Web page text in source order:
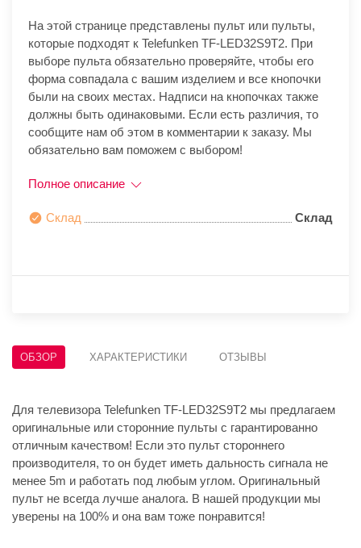
На этой странице представлены пульт или пульты,
которые подходят к Telefunken TF-LED32S9T2. При
выборе пульта обязательно проверяйте, чтобы его
форма совпадала с вашим изделием и все кнопочки
были на своих местах. Надписи на кнопочках также
должны быть одинаковыми. Если есть различия, то
сообщите нам об этом в комментарии к заказу. Мы
обязательно вам поможем с выбором!
Полное описание
Склад Склад
ОБЗОР ХАРАКТЕРИСТИКИ ОТЗЫВЫ
Для телевизора Telefunken TF-LED32S9T2 мы предлагаем
оригинальные или сторонние пульты с гарантированно
отличным качеством! Если это пульт стороннего
производителя, то он будет иметь дальность сигнала не
менее 5m и работать под любым углом. Оригинальный
пульт не всегда лучше аналога. В нашей продукции мы
уверены на 100% и она вам тоже понравится!